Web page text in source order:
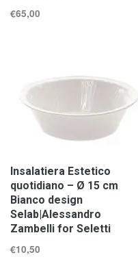
€65,00
Insalatiera Estetico
quotidiano – Ø 15 cm
Bianco design
Selab|Alessandro
Zambelli for Seletti
€10,50